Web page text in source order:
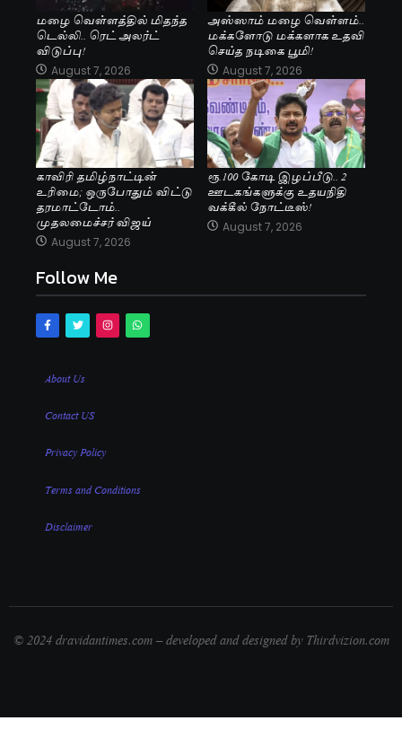
மழை வெள்ளத்தில் மிதந்த
டெல்லி.. ரெட் அலர்ட்
விடுப்பு!
August 7, 2026
அஸ்ஸாம் மழை வெள்ளம்..
மக்களோடு மக்களாக உதவி
செய்த நடிகை பூமி!
August 7, 2026
காவிரி தமிழ்நாட்டின்
உரிமை; ஒருபோதும் விட்டு
தரமாட்டோம்..
முதலமைச்சர் விஜய்
August 7, 2026
ரூ.100 கோடி இழப்பீடு.. 2
ஊடகங்களுக்கு உதயநிதி
வக்கீல் நோட்டீஸ்!
August 7, 2026
Follow Me
About Us
Contact US
Privacy Policy
Terms and Conditions
Disclaimer
© 2024 dravidantimes.com – developed and designed by Thirdvizion.com